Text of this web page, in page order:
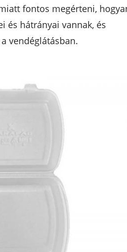
fontos megérteni,
és hátrányai vannak, és
vendéglátásban.